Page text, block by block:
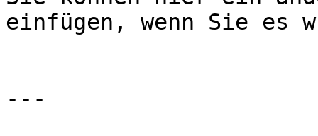
einfügen, wenn Sie es
---